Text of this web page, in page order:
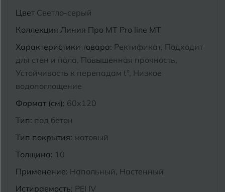
Цвет Светло-серый
Коллекция Линия Про MT Pro line MT
Характеристики товара: Ректификат, Подходит
для стен и пола, Повышенная прочность,
Устойчивость к перепадам t°, Низкое
водопоглощение
Формат (см): 60x120
Тип: под бетон
Тип покрытия: матовый
Толщина: 10
Применение: Напольный, Настенный
Истираемость: PEI IV
Курганинск
Магнитогорск
Муром
Челябинск